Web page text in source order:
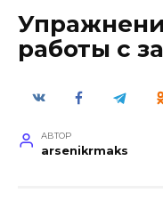
работы с
АВТОР
arsenikrmaks